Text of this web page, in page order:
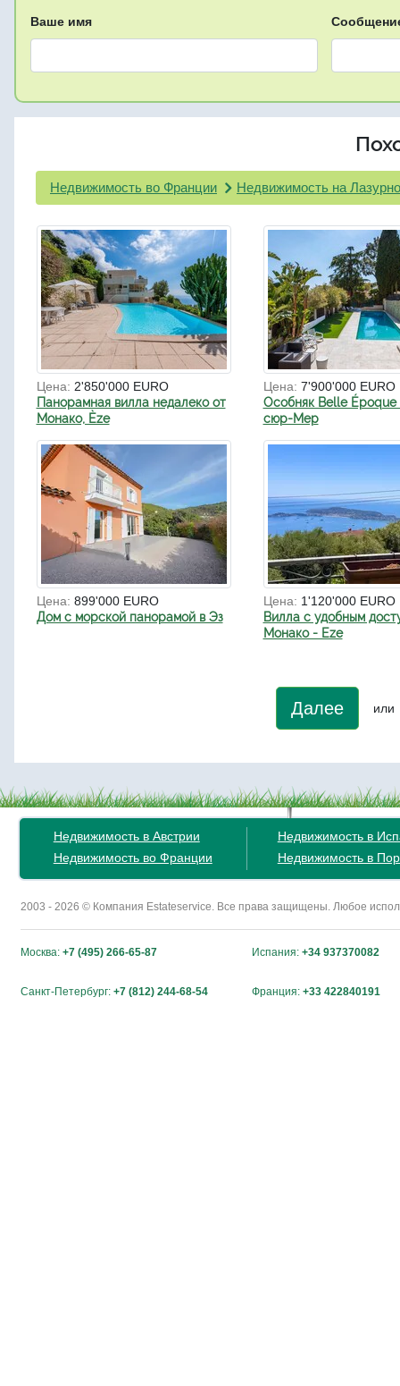
Ваше имя
Недвижимость во Франции Недвижимость на
Цена: 2'850'000 EURO
Панорамная вилла недалеко от
Монако, Èze
Цена: 7'900'000 EURO
Особняк Belle Époque
сюр-Мер
Цена: 899'000 EURO
Дом с морской панорамой в Эз
Цена: 1'120'000 EURO
Вилла с удобным
Монако - Eze
Далее или
Недвижимость в Австрии
Недвижимость во Франции
Недвижимость в
Недвижимость в
2003 - 2026 © Компания Estateservice. Все права защищены. Любое
Москва: +7 (495) 266-65-87 Испания: +34 937370082
Санкт-Петербург: +7 (812) 244-68-54 Франция: +33 422840191